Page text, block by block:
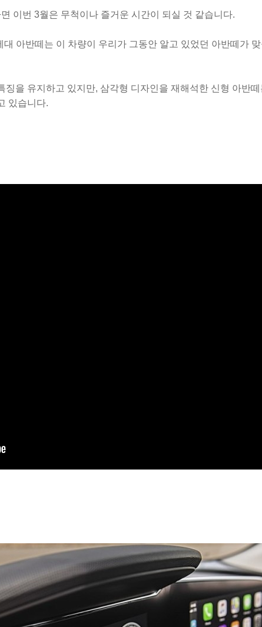
이번 3월은 무척이나 즐거운 시간이 되실 것 같습니다.
아반떼는 이 차량이 우리가 그동안 알고 있었던 아반떼가
징을 유지하고 있지만, 삼각형 디자인을 재해석한 신형 아반떼
있습니다.